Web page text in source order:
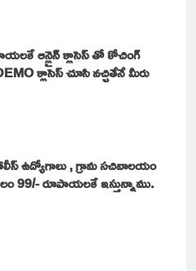
ఆన్లైన్ క్లాసెస్ తో కోచింగ్
క్లాసెస్ చూసి నచ్చితేనే మీరు
ఉద్యోగాలు , గ్రామ సచివాలయం
99/- రూపాయలకే ఇస్తున్నాము.